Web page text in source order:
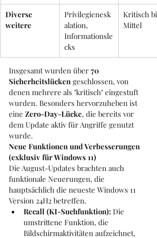
Diverse
weitere
Privilegienesk
alation,
Informationsle
cks
Kritisch bis
Mittel
Insgesamt wurden über 70
Sicherheitslücken geschlossen, von
denen mehrere als "kritisch" eingestuft
wurden. Besonders hervorzuheben ist
eine Zero-Day-Lücke, die bereits vor
dem Update aktiv für Angriffe genutzt
wurde.
Neue Funktionen und Verbesserungen
(exklusiv für Windows 11)
Die August-Updates brachten auch
funktionale Neuerungen, die
hauptsächlich die neueste Windows 11
Version 24H2 betreffen.
Recall (KI-Suchfunktion): Die
umstrittene Funktion, die
Bildschirmaktivitäten aufzeichnet,